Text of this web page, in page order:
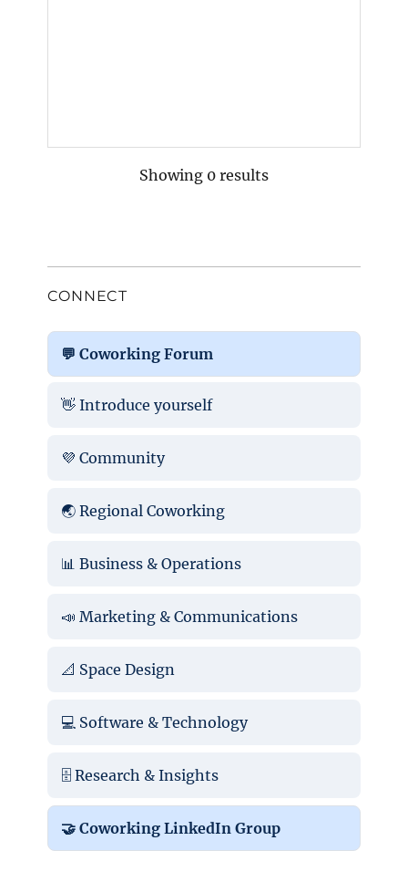
Showing 0 results
CONNECT
💬 Coworking Forum
👋 Introduce yourself
💜 Community
🌏 Regional Coworking
📊 Business & Operations
📣 Marketing & Communications
📐 Space Design
💻 Software & Technology
🗄️ Research & Insights
🤝 Coworking LinkedIn Group